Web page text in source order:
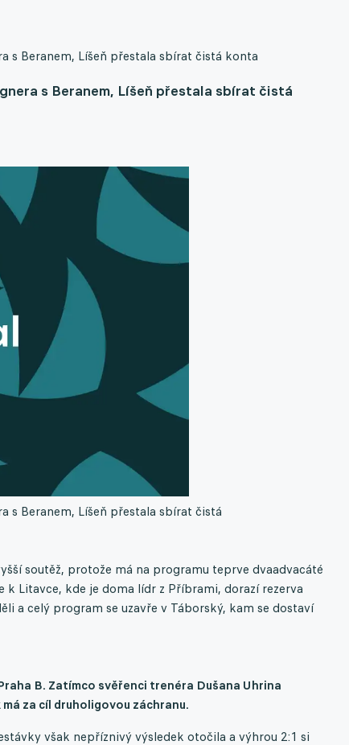
s Beranem, Líšeň přestala sbírat čistá konta
s Beranem, Líšeň přestala sbírat čistá
s Beranem, Líšeň přestala sbírat čistá
soutěž, protože má na programu teprve dvaadvacáté
k Litavce, kde je doma lídr z Příbrami, dorazí rezerva
a celý program se uzavře v Táborský, kam se dostaví
B. Zatímco svěřenci trenéra Dušana Uhrina
za cíl druholigovou záchranu.
však nepříznivý výsledek otočila a výhrou 2:1 si